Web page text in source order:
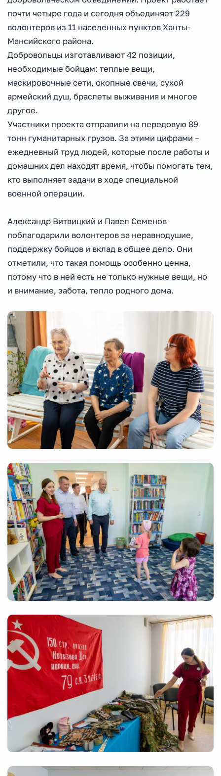
почти четыре года и сегодня объединяет 229
волонтеров из 11 населенных пунктов Ханты-
Мансийского района.
Добровольцы изготавливают 42 позиции,
необходимые бойцам: теплые вещи,
маскировочные сети, окопные свечи, сухой
армейский душ, браслеты выживания и многое
другое.
Участники проекта отправили на передовую 89
тонн гуманитарных грузов. За этими цифрами –
ежедневный труд людей, которые после работы и
домашних дел находят время, чтобы помогать тем,
кто выполняет задачи в ходе специальной
военной операции.
Александр Витвицкий и Павел Семенов
поблагодарили волонтеров за неравнодушие,
поддержку бойцов и вклад в общее дело. Они
отметили, что такая помощь особенно ценна,
потому что в ней есть не только нужные вещи, но
и внимание, забота, тепло родного дома.